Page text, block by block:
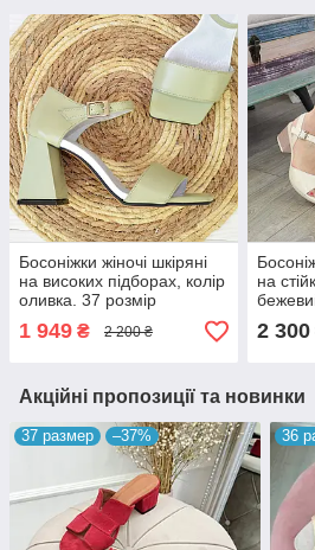
Босоніжки жіночі шкіряні
на високих підборах, колір
оливка. 37 розмір
1 949 ₴ 2 200 ₴
на
2 300
Акційні пропозиції та новинки
37 размер –37% 36